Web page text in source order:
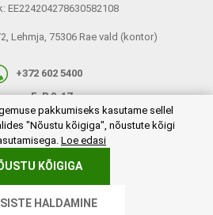
EE224204278630582108
Lehmja, 75306 Rae vald (kontor)
+372 602 5400
E-R 9-17
info@invaru.ee
bynopCommerce
pakkumiseks kasutame sellel
"Nõustu kõigiga", nõustute kõigi
Loe edasi
KÕIGIGA
HALDAMINE